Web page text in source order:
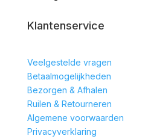
Klantenservice
Veelgestelde vragen
Betaalmogelijkheden
Bezorgen & Afhalen
Ruilen & Retourneren
Algemene voorwaarden
Privacyverklaring